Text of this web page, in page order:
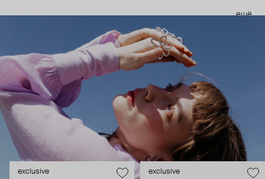
В основе бренда – сочетание концептуальности и
музыкальности (словом earworm называют мелодию,
которая запоминается раз и навсегда). Хотя музыка –
абстрактная форма искусства, украшения Earworm не только
про эмоции, но и про смыслы. Создатели бренда
зашифровывают их в тщательно продуманных формах и
деталях. Каждое украшение как ненавязчивое напоминание
– о том, как важно ценить момент, не забывать, что за зимой
всегда приходит весна, и многом другом.
Украшения Earworm для тех, кто не выбирает между мыслить
и чувствовать.
ещё
exclusive exclusive